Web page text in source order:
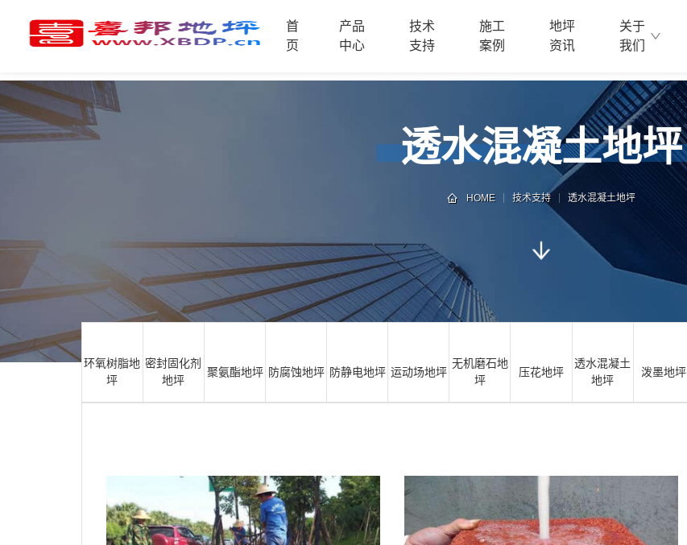
首
页
产品
中心
技术
支持
施工
案例
地坪
资讯
关于
我们
品
中
心
技
术
案
联
系
电
话
透水混凝土地坪
HOME 技术支持 透水混凝土地坪
环氧树脂地
坪
密封固化剂
地坪
聚氨酯地坪 防腐蚀地坪 防静电地坪 运动场地坪
无机磨石地
坪
压花地坪
透水混凝土
地坪
泼墨地坪